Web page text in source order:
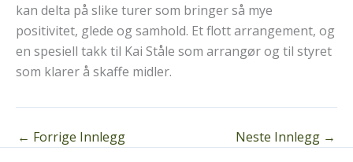
kan delta på slike turer som bringer så mye
positivitet, glede og samhold. Et flott arrangement, og
en spesiell takk til Kai Ståle som arrangør og til styret
som klarer å skaffe midler.
← Forrige Innlegg Neste Innlegg →